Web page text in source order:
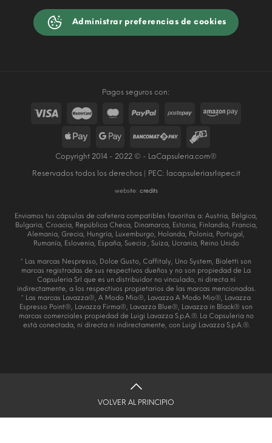
Administrar preferencias de cookies
Pagos seguros con:
Copyright 2014 - 2022 © - LaCapsuleria.com®
Reservados todos los derechos | PEC: lacapsuleriasrl@pec.it
website: credits
Enviamos tus cápsulas de cafetera compatibles favoritas a: Austria, Bélgica,
Bulgaria, Croacia, República Checa, Dinamarca, Estonia, Finlandia, Francia,
Alemania, Grecia, Hungría, Luxemburgo, Holanda, Polonia, Portugal,
Rumanía, Eslovenia, España, Suecia , Suiza, Ucrania, Reino Unido
* Las marcas Nespresso, Dolce Gusto, Caffitaly, Uno System, Bialetti son
marcas registradas de sus respectivos dueños y no son propiedad de La
Capsuleria Srl que es un distribuidor no vinculado, ni directa ni
indirectamente, a los respectivos propietarios de las marcas mencionadas.
* Las marcas Lavazza®, A Modo Mio®, Lavazza A Modo Mio®, Lavazza
Espresso Point®, Lavazza Firma®, Lavazza Blue®, Lavazza in Black® son
marcas comerciales propiedad de Luigi Lavazza S.p.A.®. La Capsuleria no
está conectada, ni directa ni indirectamente, con Luigi Lavazza S.p.A.®.
VOLVER AL PRINCIPIO